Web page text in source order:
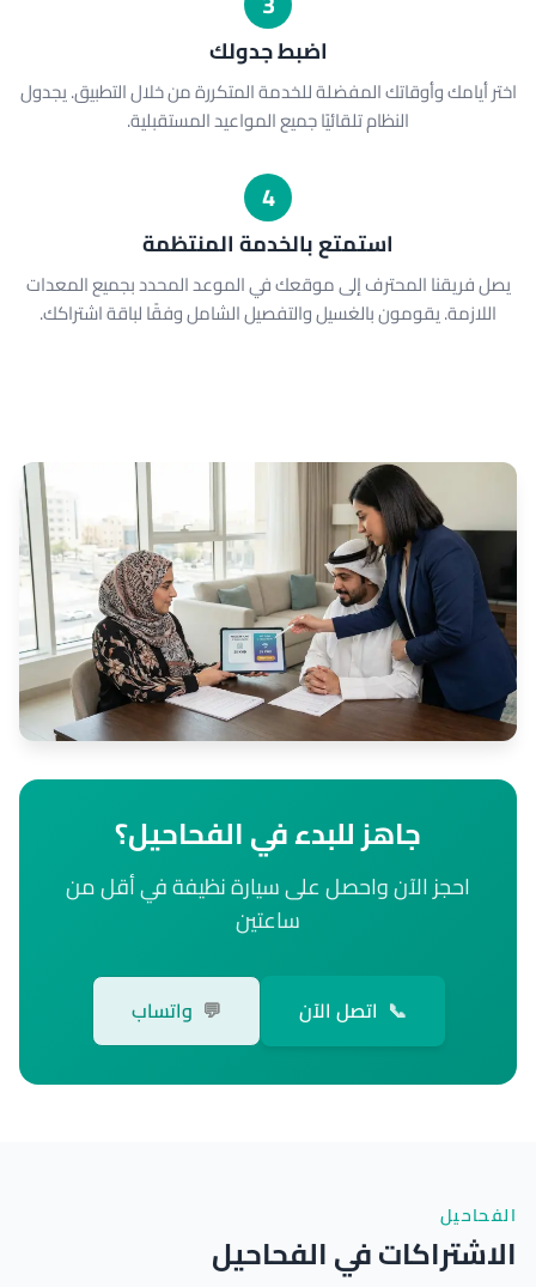
اضبط جدولك
اختر أيامك وأوقاتك المفضلة للخدمة المتكررة من خلال التطبيق. يجدول
النظام تلقائيًا جميع المواعيد المستقبلية.
4
استمتع بالخدمة المنتظمة
يصل فريقنا المحترف إلى موقعك في الموعد المحدد بجميع المعدات
اللازمة. يقومون بالغسيل والتفصيل الشامل وفقًا لباقة اشتراكك.
جاهز للبدء في الفحاحيل؟
احجز الآن واحصل على سيارة نظيفة في أقل من
ساعتين
📞 اتصل الآن 💬 واتساب
الفحاحيل
الاشتراكات في الفحاحيل